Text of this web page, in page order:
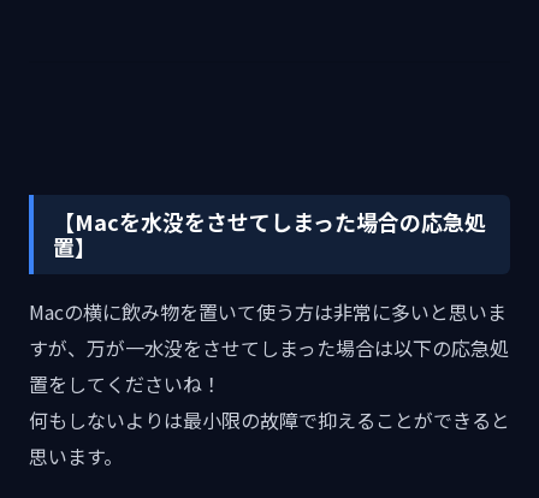
【Macを水没をさせてしまった場合の応急処
置】
Macの横に飲み物を置いて使う方は非常に多いと思いま
すが、万が一水没をさせてしまった場合は以下の応急処
置をしてくださいね！
何もしないよりは最小限の故障で抑えることができると
思います。